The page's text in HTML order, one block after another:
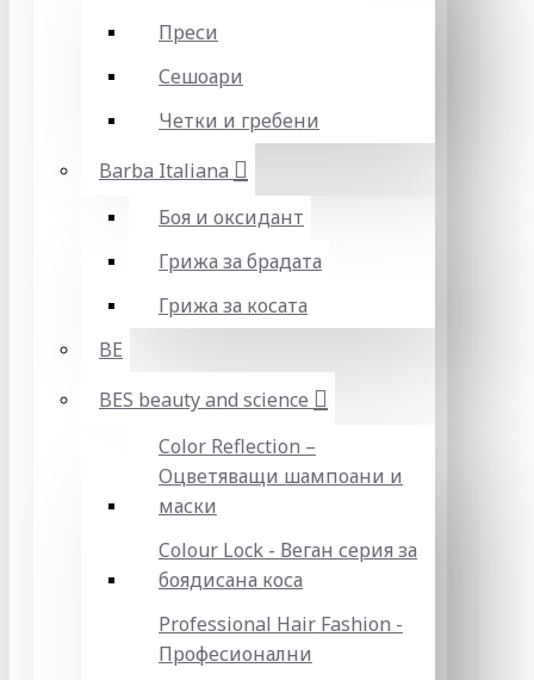
Преси
Сешоари
Четки и гребени
Barba Italiana
Боя и оксидант
Грижа за брадата
Грижа за косата
BE
BES beauty and science
Color Reflection –
Оцветяващи шампоани и
маски
Colour Lock - Веган серия за
боядисана коса
Professional Hair Fashion -
Професионални